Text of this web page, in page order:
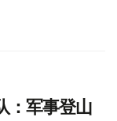
：军事登山